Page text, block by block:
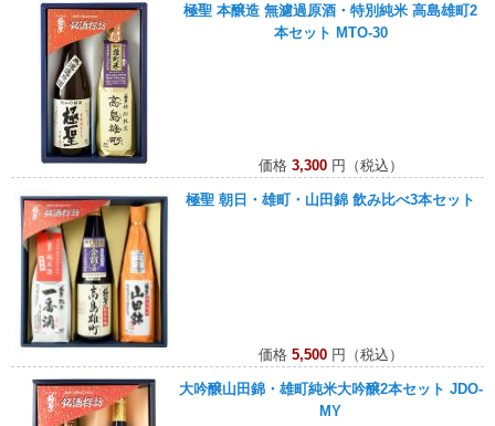
極聖 本醸造 無濾過原酒・特別純米 高島雄町2
本セット MTO-30
価格 3,300円（税込）
極聖 朝日・雄町・山田錦 飲み比べ3本セット
価格 5,500円（税込）
大吟醸山田錦・雄町純米大吟醸2本セット JDO-
MY